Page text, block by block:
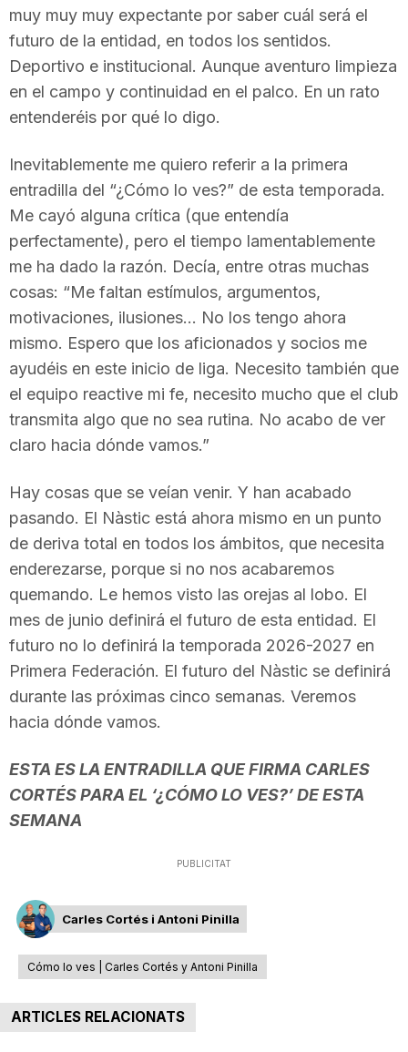
r
a
o
a
muy muy muy expectante por saber cuál será el
futuro de la entidad, en todos los sentidos.
Deportivo e institucional. Aunque aventuro limpieza
en el campo y continuidad en el palco. En un rato
entenderéis por qué lo digo.
Inevitablemente me quiero referir a la primera
entradilla del “¿Cómo lo ves?” de esta temporada.
Me cayó alguna crítica (que entendía
perfectamente), pero el tiempo lamentablemente
me ha dado la razón. Decía, entre otras muchas
cosas: “Me faltan estímulos, argumentos,
motivaciones, ilusiones… No los tengo ahora
mismo. Espero que los aficionados y socios me
ayudéis en este inicio de liga. Necesito también que
el equipo reactive mi fe, necesito mucho que el club
transmita algo que no sea rutina. No acabo de ver
claro hacia dónde vamos.”
Hay cosas que se veían venir. Y han acabado
pasando. El Nàstic está ahora mismo en un punto
de deriva total en todos los ámbitos, que necesita
enderezarse, porque si no nos acabaremos
quemando. Le hemos visto las orejas al lobo. El
mes de junio definirá el futuro de esta entidad. El
futuro no lo definirá la temporada 2026-2027 en
Primera Federación. El futuro del Nàstic se definirá
durante las próximas cinco semanas. Veremos
hacia dónde vamos.
ESTA ES LA ENTRADILLA QUE FIRMA CARLES
CORTÉS PARA EL ‘¿CÓMO LO VES?’ DE ESTA
SEMANA
PUBLICITAT
Carles Cortés i Antoni Pinilla
Cómo lo ves | Carles Cortés y Antoni Pinilla
ARTICLES RELACIONATS